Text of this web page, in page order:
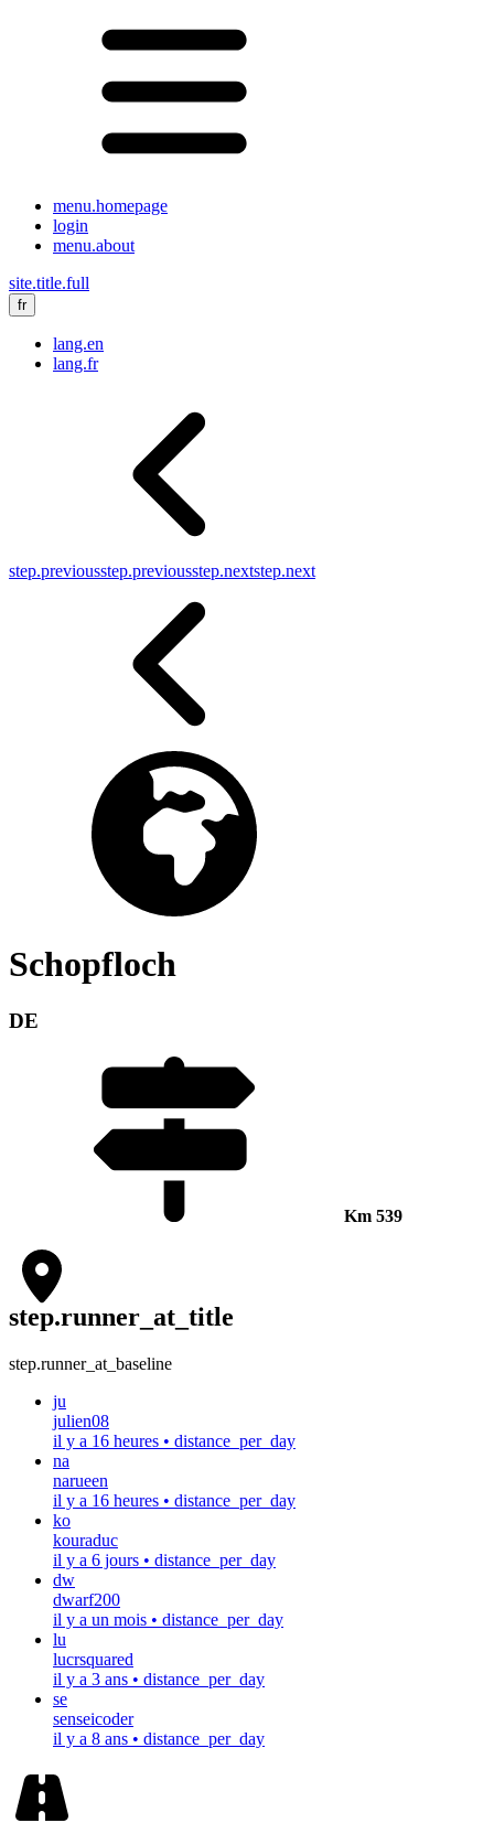
menu.homepage
login
menu.about
site.title.full
fr
lang.en
lang.fr
step.previousstep.previousstep.nextstep.next
Schopfloch
DE
Km 539
step.runner_at_title
step.runner_at_baseline
ju
julien08
il y a 16 heures • distance_per_day
na
narueen
il y a 16 heures • distance_per_day
ko
kouraduc
il y a 6 jours • distance_per_day
dw
dwarf200
il y a un mois • distance_per_day
lu
lucrsquared
il y a 3 ans • distance_per_day
se
senseicoder
il y a 8 ans • distance_per_day